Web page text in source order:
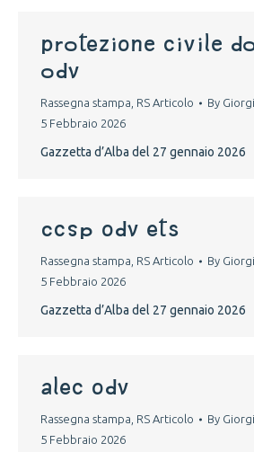
PROTEZIONE CIVILE
ODV
Rassegna stampa RS Articolo By
5 Febbraio 2026
Gazzetta d’Alba del 27 gennaio 2026
CCSP ODV ETS
Rassegna stampa RS Articolo By
5 Febbraio 2026
Gazzetta d’Alba del 27 gennaio 2026
alec odv
Rassegna stampa RS Articolo By
5 Febbraio 2026